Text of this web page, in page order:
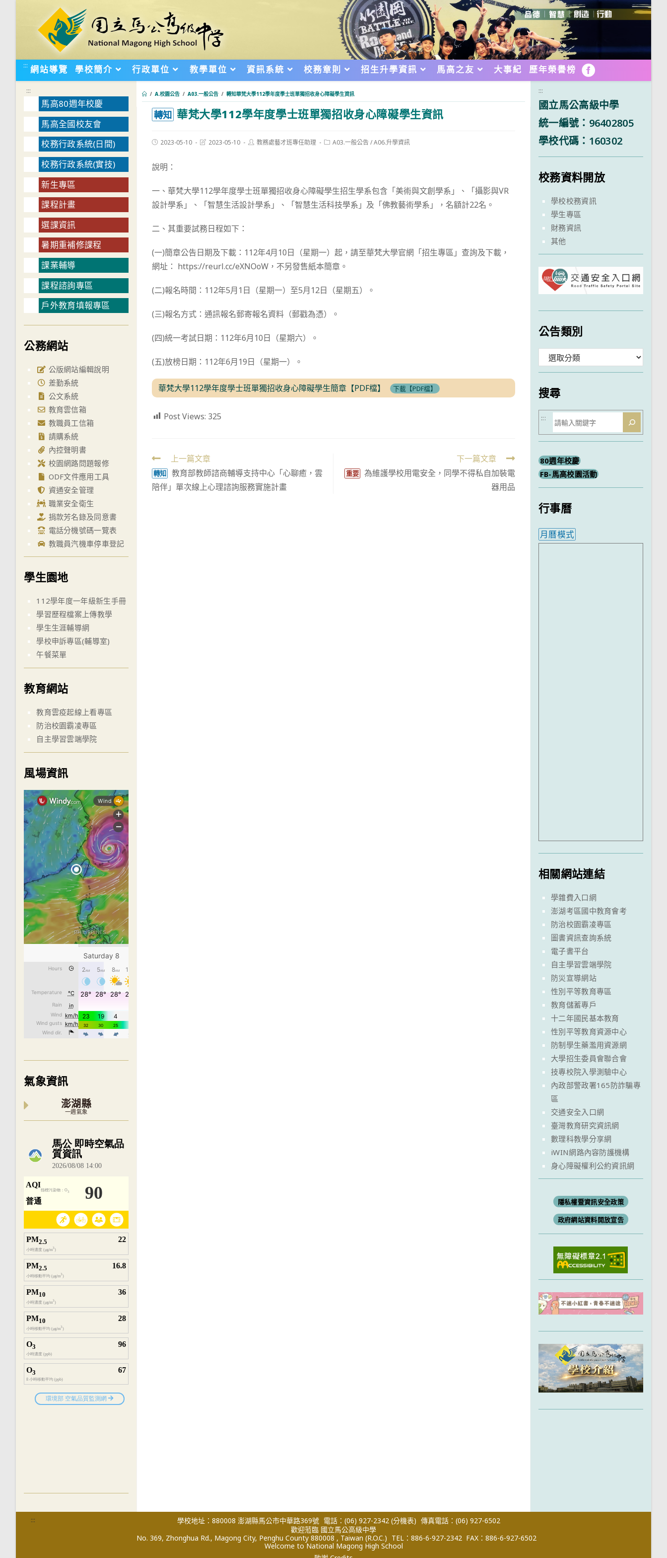
::: 網站導覽 學校簡介 行政單位 教學單位 資訊系統 校務章則 招生升學資訊 馬高之友 大事紀 歷年榮譽榜 FB
/ A.校園公告 / A03.一般公告 / 轉知華梵大學112學年度學士班單獨招收身心障礙學生資訊
轉知 華梵大學112學年度學士班單獨招收身心障礙學生資訊
Post2023-05-10
Post2023-05-10
Post教務處藝才班專任助理
PostA03.一般公告/A06.升學資訊
說明：
一、華梵大學112學年度學士班單獨招收身心障礙學生招生學系包含「美術與文創學系」、「攝影與VR
設計學系」、「智慧生活設計學系」、「智慧生活科技學系」及「佛教藝術學系」，名額計22名。
二、其重要試務日程如下：
(一)簡章公告日期及下載：112年4月10日（星期一）起，請至華梵大學官網「招生專區」查詢及下載，
網址： https://reurl.cc/eXNOoW，不另發售紙本簡章。
(二)報名時間：112年5月1日（星期一）至5月12日（星期五）。
(三)報名方式：通訊報名郵寄報名資料（郵戳為憑）。
(四)統一考試日期：112年6月10日（星期六）。
(五)放榜日期：112年6月19日（星期一）。
華梵大學112學年度學士班單獨招收身心障礙學生簡章【PDF檔】 下載【PDF檔】
Post Views: 325
Read
more
articles
上一篇文章
轉知
教育部教師諮商輔導支持中心「心聊癒，雲
陪伴」單次線上心理諮詢服務實施計畫
下一篇文章
重要
為維護學校用電安全，同學不得私自加裝電
器用品
:::
馬高80週年校慶
馬高全國校友會
校務行政系統(日間)
校務行政系統(實技)
新生專區
課程計畫
選課資訊
暑期重補修課程
課業輔導
課程諮詢專區
戶外教育填報專區
公務網站
公版網站編輯說明
差勤系統
公文系統
教育雲信箱
教職員工信箱
請購系統
內控聲明書
校園網路問題報修
ODF文件應用工具
資通安全管理
職業安全衛生
捐款芳名錄及同意書
電話分機號碼一覽表
教職員汽機車停車登記
學生園地
112學年度一年級新生手冊
學習歷程檔案上傳教學
學生生涯輔導網
學校申訴專區(輔導室)
午餐菜單
教育網站
教育雲疫起線上看專區
防治校園霸凌專區
自主學習雲端學院
風場資訊
氣象資訊
澎湖縣
一週氣象
內嵌空氣品質小工具為視覺預覽，完整即時空氣品質資料請開啟
:::
國立馬公高級中學
統一編號：96402805
學校代碼：160302
校務資料開放
學校校務資訊
學生專區
財務資訊
其他
公告類別
類
搜尋
搜
尋
:::
80週年校慶
FB-馬高校園活動
行事曆
月曆模式
相關網站連結
學雜費入口網
澎湖考區國中教育會考
防治校園霸凌專區
圖書資訊查詢系統
電子書平台
自主學習雲端學院
防災宣導網站
性別平等教育專區
教育儲蓄專戶
十二年國民基本教育
性別平等教育資源中心
防制學生藥濫用資源網
大學招生委員會聯合會
技專校院入學測驗中心
內政部警政署165防詐騙專
區
交通安全入口網
臺灣教育研究資訊網
數理科教學分享網
iWIN網路內容防護機構
身心障礙權利公約資訊網
隱私權暨資訊安全政策
政府網站資料開放宣告
::: 學校地址：880008 澎湖縣馬公市中華路369號 電話：(06) 927-2342 (分機表) 傳真電話：(06) 927-6502
歡迎蒞臨 國立馬公高級中學
No. 369, Zhonghua Rd., Magong City, Penghu County 880008 , Taiwan (R.O.C.) TEL：886-6-927-2342 FAX：886-6-927-6502
Welcome to National Magong High School